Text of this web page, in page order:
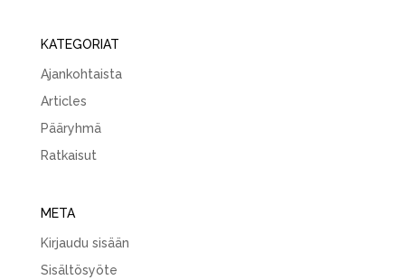
KATEGORIAT
Ajankohtaista
Articles
Pääryhmä
Ratkaisut
META
Kirjaudu sisään
Sisältösyöte